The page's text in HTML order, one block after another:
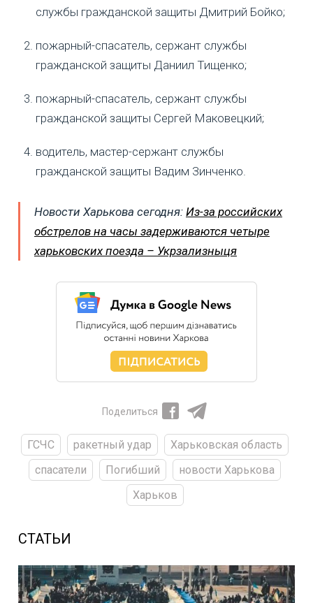
службы гражданской защиты Дмитрий Бойко;
пожарный-спасатель, сержант службы
гражданской защиты Даниил Тищенко;
пожарный-спасатель, сержант службы
гражданской защиты Сергей Маковецкий;
водитель, мастер-сержант службы
гражданской защиты Вадим Зинченко.
Новости Харькова сегодня: Из-за российских
обстрелов на часы задерживаются четыре
харьковских поезда – Укрзализныця
Поделиться
ГСЧС ракетный удар
Харьковская область
спасатели
Погибший
новости Харькова
Харьков
СТАТЬИ